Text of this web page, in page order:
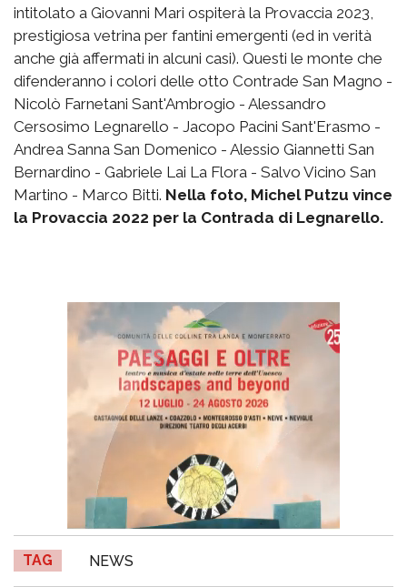
intitolato a Giovanni Mari ospiterà la Provaccia 2023,
prestigiosa vetrina per fantini emergenti (ed in verità
anche già affermati in alcuni casi). Questi le monte che
difenderanno i colori delle otto Contrade San Magno -
Nicolò Farnetani Sant'Ambrogio - Alessandro
Cersosimo Legnarello - Jacopo Pacini Sant'Erasmo -
Andrea Sanna San Domenico - Alessio Giannetti San
Bernardino - Gabriele Lai La Flora - Salvo Vicino San
Martino - Marco Bitti. Nella foto, Michel Putzu vince
la Provaccia 2022 per la Contrada di Legnarello.
TAG NEWS